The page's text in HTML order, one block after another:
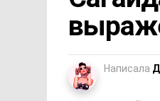
Написала